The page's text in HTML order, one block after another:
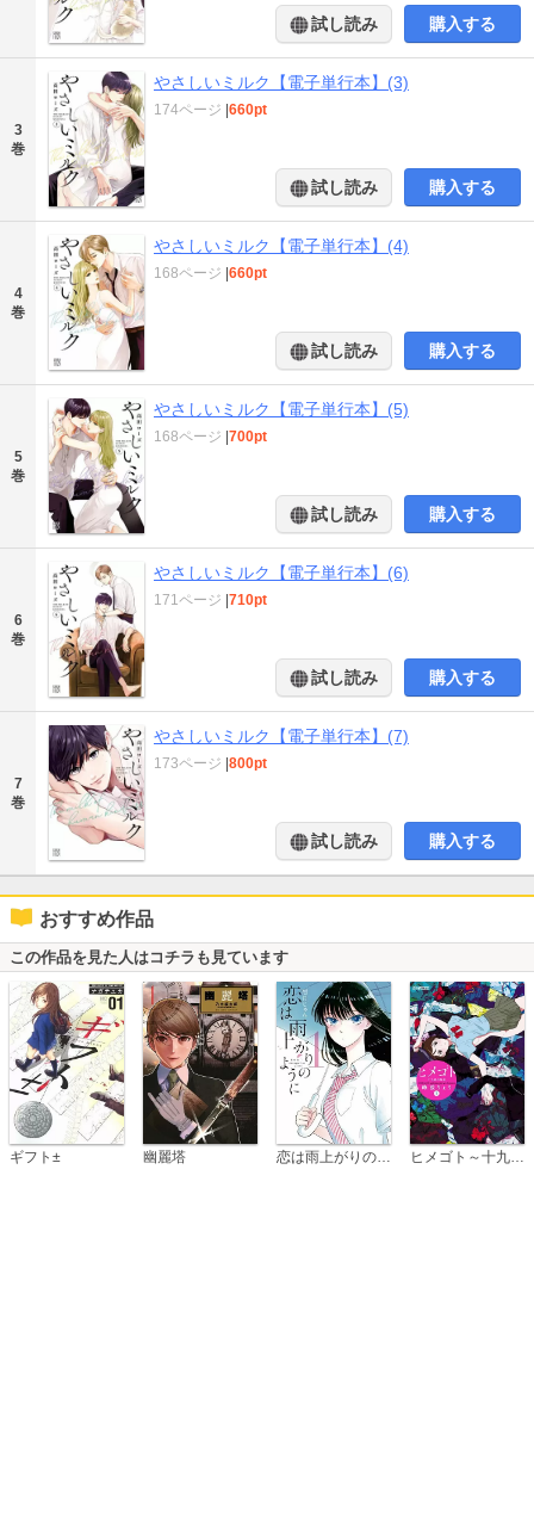
試し読み 購入する
3
巻
やさしいミルク【電子単行本】(3)
174ページ |660pt
試し読み 購入する
4
巻
やさしいミルク【電子単行本】(4)
168ページ |660pt
試し読み 購入する
5
巻
やさしいミルク【電子単行本】(5)
168ページ |700pt
試し読み 購入する
6
巻
やさしいミルク【電子単行本】(6)
171ページ |710pt
試し読み 購入する
7
巻
やさしいミルク【電子単行本】(7)
173ページ |800pt
試し読み 購入する
おすすめ作品
この作品を見た人はコチラも見ています
ギフト± 幽麗塔 ヒメゴト～十九歳の制服～